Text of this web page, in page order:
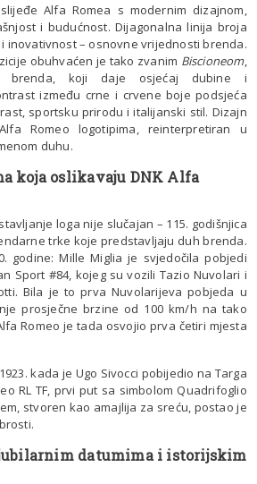
Alfa Romea s modernim dizajnom,
i budućnost. Dijagonalna linija broja
i inovativnost – osnovne vrijednosti brenda.
obuhvaćen je tako zvanim Biscioneom,
brenda, koji daje osjećaj dubine i
između crne i crvene boje podsjeća
sportsku prirodu i italijanski stil. Dizajn
Romeo logotipima, reinterpretiran u
duhu.
koja oslikavaju DNK Alfa
loga nije slučajan – 115. godišnjica
trke koje predstavljaju duh brenda.
godine: Mille Miglia je svjedočila pobjedi
Sport #84, kojeg su vozili Tazio Nuvolari i
Bila je to prva Nuvolarijeva pobjeda u
prosječne brzine od 100 km/h na tako
Romeo je tada osvojio prva četiri mjesta
kada je Ugo Sivocci pobijedio na Targa
RL TF, prvi put sa simbolom Quadrifoglio
stvoren kao amajlija za sreću, postao je
datumima i istorijskim